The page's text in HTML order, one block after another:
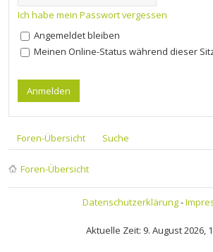
Ich habe mein Passwort vergessen
Angemeldet bleiben
Meinen Online-Status während dieser
Foren-Übersicht Suche
Foren-Übersicht
Datenschutzerklärung-
Aktuelle Zeit: 9. August 2026,